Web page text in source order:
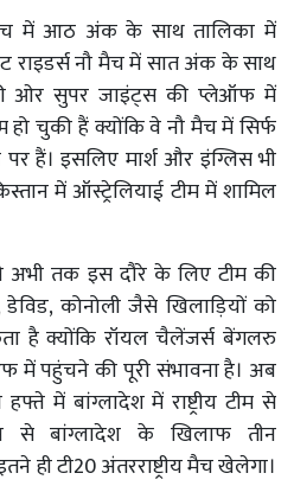
में आठ अंक के साथ तालिका में
राइडर्स नौ मैच में सात अंक के साथ
ओर सुपर जाइंट्स की प्लेऑफ में
चुकी हैं क्योंकि वे नौ मैच में सिर्फ
हैं। इसलिए मार्श और इंग्लिस भी
में ऑस्ट्रेलियाई टीम में शामिल
अभी तक इस दौरे के लिए टीम की
कोनोली जैसे खिलाड़ियों को
है क्योंकि रॉयल चैलेंजर्स बेंगलरु
पहुंचने की पूरी संभावना है। अब
में बांग्लादेश में राष्ट्रीय टीम से
से बांग्लादेश के खिलाफ तीन
ही टी20 अंतरराष्ट्रीय मैच खेलेगा।